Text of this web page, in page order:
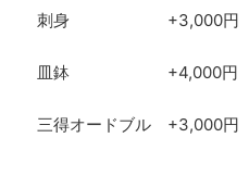
刺身 +3,000円
皿鉢 +4,000円
三得オードブル +3,000円